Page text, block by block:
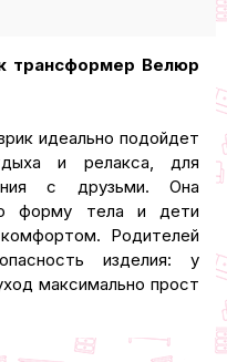
трансформер Велюр
идеально подойдет
и релакса, для
с друзьми. Она
форму тела и дети
Родителей
изделия: у
максимально прост